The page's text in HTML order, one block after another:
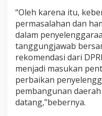
“Oleh karena itu,
permasalahan dan
dalam
tanggungjawab
rekomendasi dari
menjadi masukan
perbaikan
pembangunan
datang,”bebernya.